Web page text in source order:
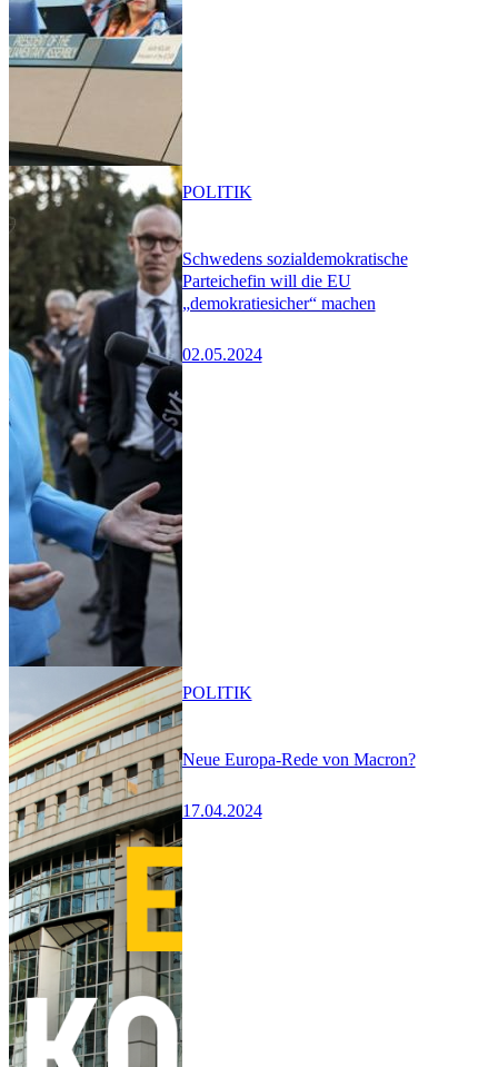
Schwedens sozialdemokratische
Parteichefin will die EU
„demokratiesicher“ machen
02.05.2024
POLITIK
Neue Europa-Rede von Macron?
17.04.2024
POLITIK